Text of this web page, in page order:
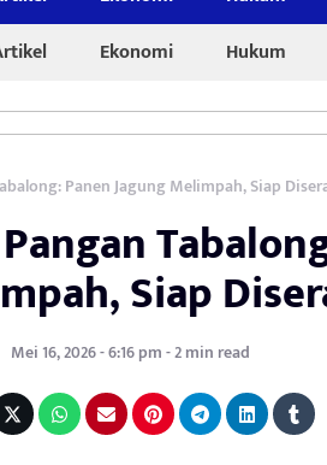
Ekonomi Hukum
Panen Jagung Melimpah, Siap
Siap
Mei 16, 2026 - 6:16 pm - 2 min read